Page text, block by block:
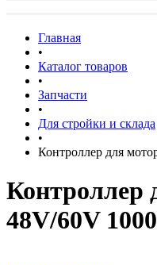
Главная
•
Каталог товаров
•
Запчасти
•
Для стройки и склада
•
Контроллер для
Контроллер
48V/60V